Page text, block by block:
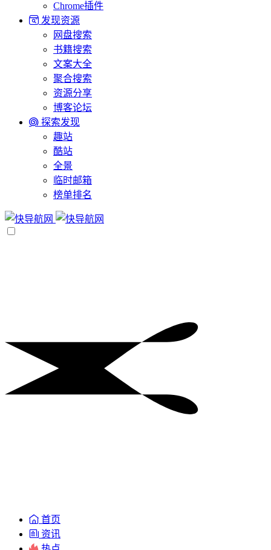
Chrome插件
发现资源
网盘搜索
书籍搜索
文案大全
聚合搜索
资源分享
博客论坛
探索发现
趣站
酷站
全景
临时邮箱
榜单排名
首页
资讯